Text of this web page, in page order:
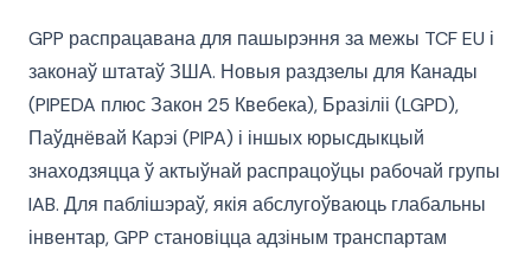
GPP распрацавана для пашырэння за межы TCF EU і
законаў штатаў ЗША. Новыя раздзелы для Канады
(PIPEDA плюс Закон 25 Квебека), Бразіліі (LGPD),
Паўднёвай Карэі (PIPA) і іншых юрысдыкцый
знаходзяцца ў актыўнай распрацоўцы рабочай групы
IAB. Для паблішэраў, якія абслугоўваюць глабальны
інвентар, GPP становіцца адзіным транспартам